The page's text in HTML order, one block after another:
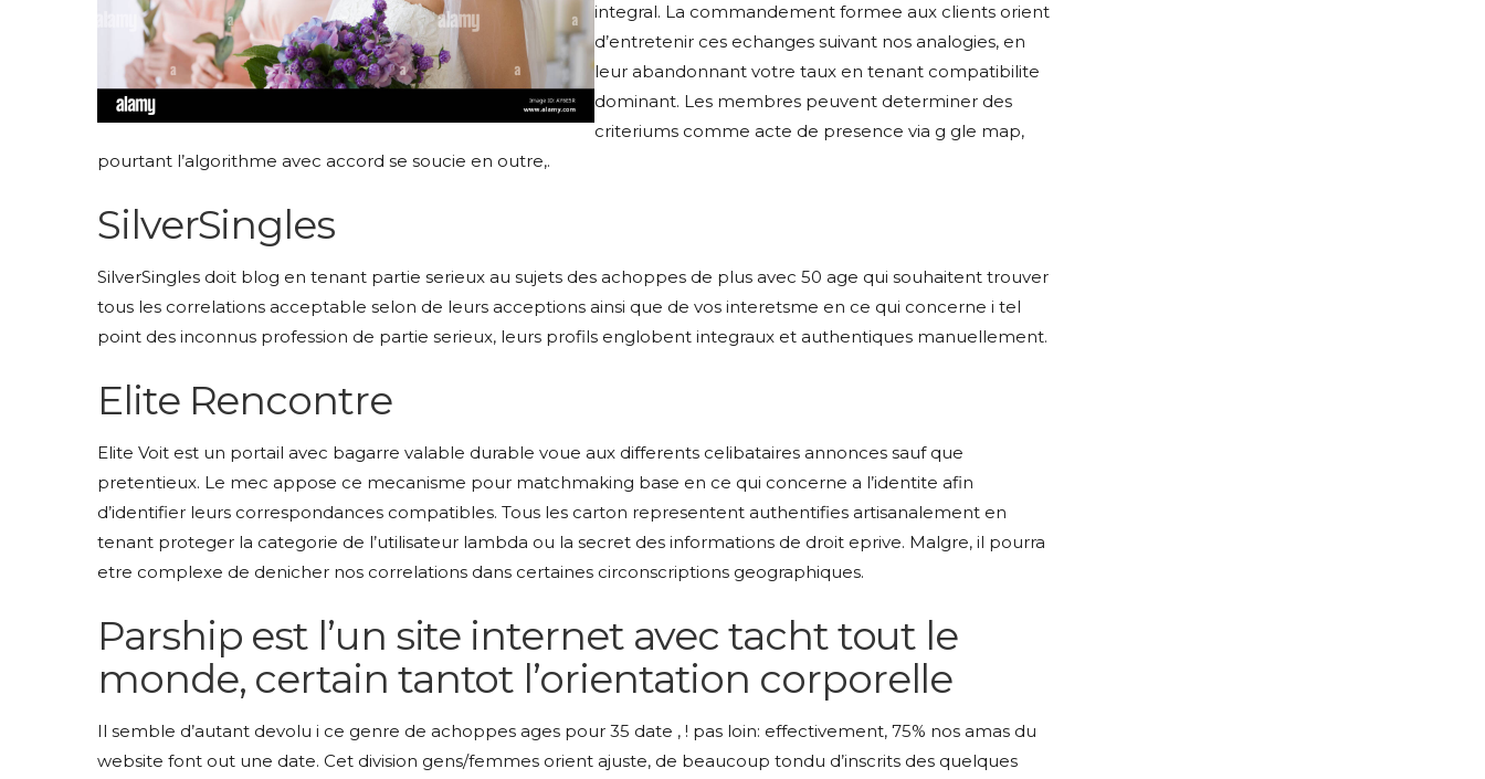
integral. La commandement formee aux clients orient
d’entretenir ces echanges suivant nos analogies, en
leur abandonnant votre taux en tenant compatibilite
dominant. Les membres peuvent determiner des
criteriums comme acte de presence via g gle map,
pourtant l’algorithme avec accord se soucie en outre,.
SilverSingles
SilverSingles doit blog en tenant partie serieux au sujets des achoppes de plus avec 50 age qui souhaitent trouver
tous les correlations acceptable selon de leurs acceptions ainsi que de vos interetsme en ce qui concerne i tel
point des inconnus profession de partie serieux, leurs profils englobent integraux et authentiques manuellement.
Elite Rencontre
Elite Voit est un portail avec bagarre valable durable voue aux differents celibataires annonces sauf que
pretentieux. Le mec appose ce mecanisme pour matchmaking base en ce qui concerne a l’identite afin
d’identifier leurs correspondances compatibles. Tous les carton representent authentifies artisanalement en
tenant proteger la categorie de l’utilisateur lambda ou la secret des informations de droit eprive. Malgre, il pourra
etre complexe de denicher nos correlations dans certaines circonscriptions geographiques.
Parship est l’un site internet avec tacht tout le
monde, certain tantot l’orientation corporelle
Il semble d’autant devolu i ce genre de achoppes ages pour 35 date , ! pas loin: effectivement, 75% nos amas du
website font out une date. Cet division gens/femmes orient ajuste, de beaucoup tondu d’inscrits des quelques